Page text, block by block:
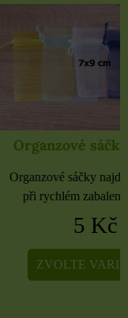
Organzové sáčky
Organzové sáčky
při rychlém zabalení
5 Kč
ZVOLTE